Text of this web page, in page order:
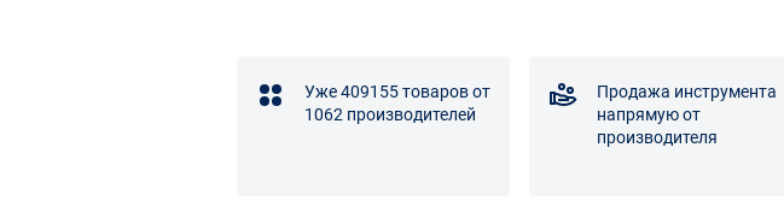
Уже 409155 товаров от
1062 производителей
Продажа инструмента
напрямую от
производителя